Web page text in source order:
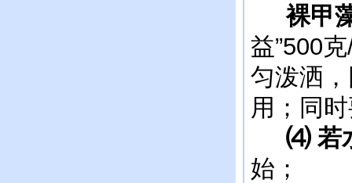
裸甲藻
益”500
匀泼洒
用；同
⑷若
始；